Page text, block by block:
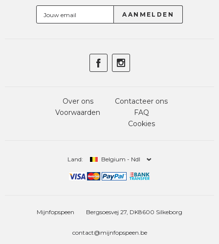
Over ons
Voorwaarden
Contacteer ons
FAQ
Cookies
Land: Belgium - Ndl
Mijnfopspeen Bergsoesvej 27, DK8600 Silkeborg
contact@mijnfopspeen.be